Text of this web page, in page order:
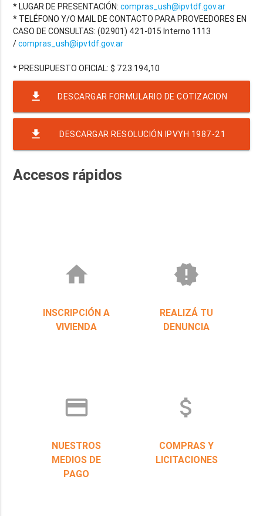
* LUGAR DE PRESENTACIÓN:compras_ush@ipvtdf.gov.ar
* TELÉFONO Y/O MAIL DE CONTACTO PARA PROVEEDORES EN
CASO DE CONSULTAS: (02901) 421-015 Interno 1113
/compras_ush@ipvtdf.gov.ar
file_download DESCARGAR FORMULARIO DE COTIZACION
60-21
file_download DESCARGAR RESOLUCIÓN IPVYH 1987-21
Accesos rápidos
home
INSCRIPCIÓN A
VIVIENDA
new_releases
REALIZÁ TU
DENUNCIA
credit_card
NUESTROS
MEDIOS DE
PAGO
attach_money
COMPRAS Y
LICITACIONES